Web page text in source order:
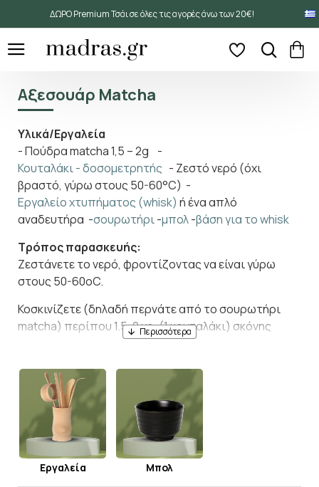
ΔΩΡΟ Premium Τσάι σε όλες τις αγορές άνω των 20€!
Αξεσουάρ Matcha
Υλικά/Εργαλεία
- Πούδρα matcha 1,5 – 2g -
Κουταλάκι - δοσομετρητής - Ζεστό νερό (όχι
βραστό, γύρω στους 50-60°C) -
Εργαλείο χτυπήματος (whisk) ή ένα απλό
αναδευτήρα -σουρωτήρι-μπολ-βάση για το whisk
Τρόπος παρασκευής:
Ζεστάνετε το νερό, φροντίζοντας να είναι γύρω
στους 50-60οC.
Κοσκινίζετε (δηλαδή περνάτε από το σουρωτήρι
matcha) περίπου 1.5-2 γρ. (1 κουταλάκι) σκόνης
matcha σε ένα μπολ.
Ρίξτε περίπου 70-100 ml ζεστού νερού πάνω στη
σκόνη.
Χρησιμοποιήστε το whisk ή τον αναδευτήρα για να
χτυπήσετε τη σκόνη και το νερό με κινήσεις τύπου
"w"όχι κυκλικές, δημιουργώντας αφρό στην
επιφάνεια. Συνήθως, χτυπάτε για 30 δευτερόλεπτα.
Εργαλεία Μπολ